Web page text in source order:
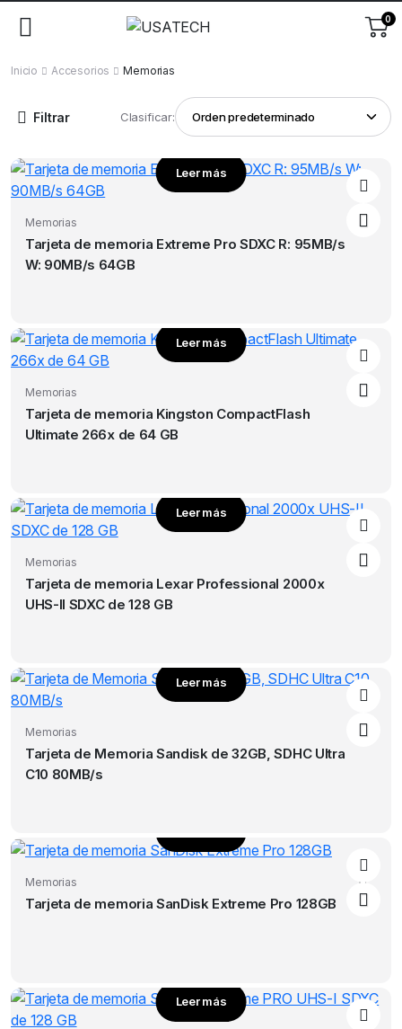
0
Inicio Accesorios Memorias
Filtrar Clasificar:
Leer más
Memorias
Tarjeta de memoria Extreme Pro SDXC R: 95MB/s
W: 90MB/s 64GB
Leer más
Memorias
Tarjeta de memoria Kingston CompactFlash
Ultimate 266x de 64 GB
Leer más
Memorias
Tarjeta de memoria Lexar Professional 2000x
UHS-II SDXC de 128 GB
Leer más
Memorias
Tarjeta de Memoria Sandisk de 32GB, SDHC Ultra
C10 80MB/s
Memorias
Tarjeta de memoria SanDisk Extreme Pro 128GB
Leer más